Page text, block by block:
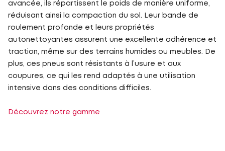
avancée, ils répartissent le poids de manière uniforme,
réduisant ainsi la compaction du sol. Leur bande de
roulement profonde et leurs propriétés
autonettoyantes assurent une excellente adhérence et
traction, même sur des terrains humides ou meubles. De
plus, ces pneus sont résistants à l’usure et aux
coupures, ce qui les rend adaptés à une utilisation
intensive dans des conditions difficiles.
Découvrez notre gamme